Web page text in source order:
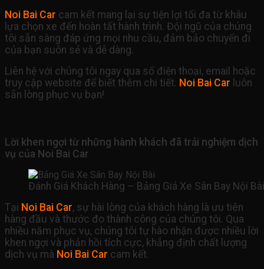
Noi Bai Car cam kết mang lại sự tiện lợi tối đa từ khâu
lựa chọn xe đến hoàn tất hành trình. Đội ngũ của chúng
tôi sẵn sàng đáp ứng mọi nhu cầu, đảm bảo chuyến đi
của bạn suôn sẻ và dễ dàng.
Liên hệ với chúng tôi ngay qua số điện thoại, email hoặc
truy cập website để biết thêm chi tiết. Noi Bai Car luôn
sẵn lòng phục vụ bạn!
Lời khen ngợi từ những hành khách đã trải nghiệm dịch
vụ của Noi Bai Car
Đánh Giá Khách Hàng – Bảng Giá Xe Sân Bay Nội
Tại Noi Bai Car, sự hài lòng của khách hàng là ưu tiên
hàng đầu và thước đo thành công của chúng tôi. Qua
nhiều năm phục vụ, chúng tôi tự hào nhận được nhiều lời
khen ngợi và phản hồi tích cực, khẳng định chất lượng
dịch vụ mà Noi Bai Car cam kết.